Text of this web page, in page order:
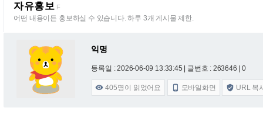
자유홍보 F
어떤 내용이든 홍보하실 수 있습니다. 하루 3개 게시물 제한.
익명
등록일 : 2026-06-09 13:33:45 | 글번호 : 263646 | 0
 405명이 읽었어요  모바일화면  URL 복